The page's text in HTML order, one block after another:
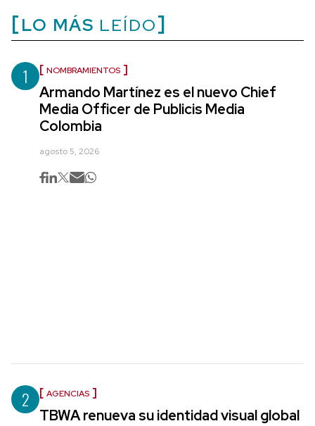
LO MÁS LEÍDO
1 NOMBRAMIENTOS
Armando Martínez es el nuevo Chief
Media Officer de Publicis Media
Colombia
agosto 5, 2026
2 AGENCIAS
TBWA renueva su identidad visual global